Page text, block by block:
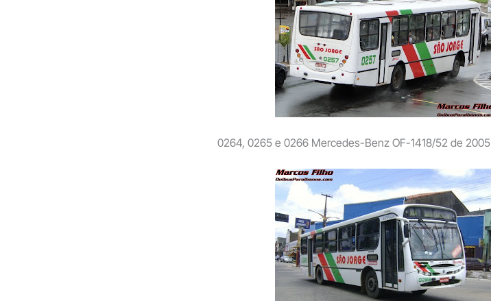
0264, 0265 e 0266 Mercedes-Benz OF-1418/52 de 2005